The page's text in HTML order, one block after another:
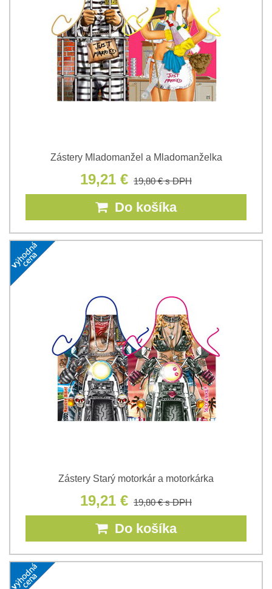
Zástery Mladomanžel a Mladomanželka
19,21 € 19,80 €s DPH
Do košíka
Zástery Starý motorkár a motorkárka
19,21 € 19,80 €s DPH
Do košíka